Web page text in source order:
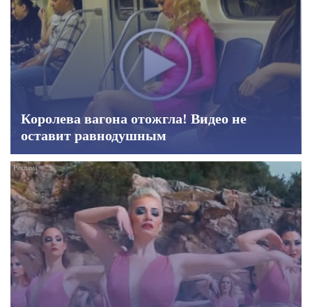
Королева вагона отожгла! Видео не
оставит равнодушным